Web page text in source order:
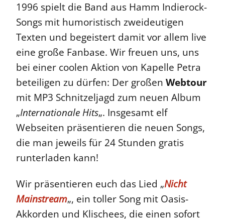
1996 spielt die Band aus Hamm Indierock-
Songs mit humoristisch zweideutigen
Texten und begeistert damit vor allem live
eine große Fanbase. Wir freuen uns, uns
bei einer coolen Aktion von Kapelle Petra
beteiligen zu dürfen: Der großen Webtour
mit MP3 Schnitzeljagd zum neuen Album
„Internationale Hits„. Insgesamt elf
Webseiten präsentieren die neuen Songs,
die man jeweils für 24 Stunden gratis
runterladen kann!
Wir präsentieren euch das Lied „Nicht
Mainstream„, ein toller Song mit Oasis-
Akkorden und Klischees, die einen sofort